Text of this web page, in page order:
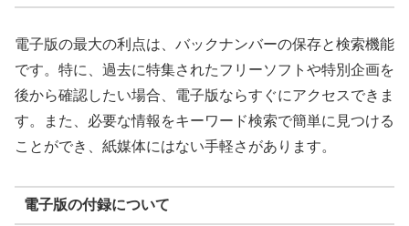
電子版の最大の利点は、バックナンバーの保存と検索機能
です。特に、過去に特集されたフリーソフトや特別企画を
後から確認したい場合、電子版ならすぐにアクセスできま
す。また、必要な情報をキーワード検索で簡単に見つける
ことができ、紙媒体にはない手軽さがあります。
電子版の付録について